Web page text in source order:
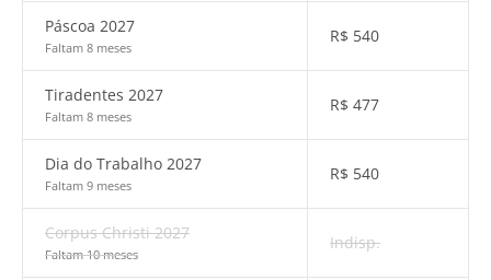
Páscoa 2027
Faltam 8 meses
R$ 540
Tiradentes 2027
Faltam 8 meses
R$ 477
Dia do Trabalho 2027
Faltam 9 meses
R$ 540
Corpus Christi 2027
Faltam 10 meses
Indisp.